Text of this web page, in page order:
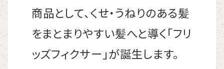
商品として、くせ・うねりのある髪
をまとまりやすい髪へと導く「フリ
ッズフィクサー」が誕生します。